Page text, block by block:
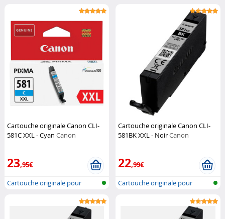
Cartouche originale Canon CLI-
581C XXL - Cyan Canon
23,95€
Cartouche originale pour
Cartouche originale Canon CLI-
581BK XXL - NoirCanon
22,99€
Cartouche originale pour